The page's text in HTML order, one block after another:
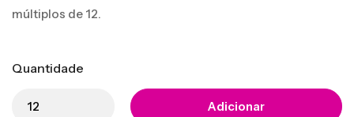
múltiplos de 12.
Quantidade
Adicionar